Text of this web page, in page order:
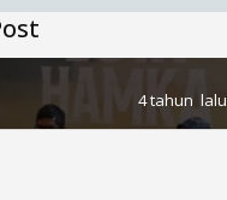
4 tahun lalu
Hamka, A Fuadi